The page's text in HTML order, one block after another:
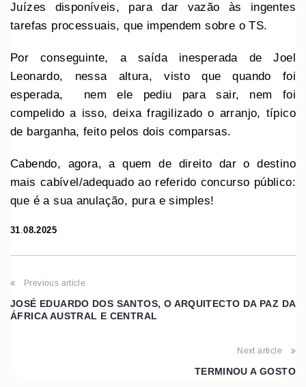
Juízes disponíveis, para dar vazão às ingentes
tarefas processuais, que impendem sobre o TS.
Por conseguinte, a saída inesperada de Joel
Leonardo, nessa altura, visto que quando foi
esperada, nem ele pediu para sair, nem foi
compelido a isso, deixa fragilizado o arranjo, típico
de barganha, feito pelos dois comparsas.
Cabendo, agora, a quem de direito dar o destino
mais cabível/adequado ao referido concurso público:
que é a sua anulação, pura e simples!
31.08.2025
Previous article
JOSÉ EDUARDO DOS SANTOS, O ARQUITECTO DA PAZ DA
ÁFRICA AUSTRAL E CENTRAL
Next article
TERMINOU A GOSTO